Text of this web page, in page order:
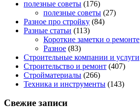
полезные советы (176)
полезные советы (27)
Разное про стройку (84)
Разные статьи (113)
Короткие заметки о ремонте
Разное (83)
Строительные компании и услуги
Строительство и ремонт (407)
Стройматериалы (266)
Техника и инструменты (143)
Свежие записи